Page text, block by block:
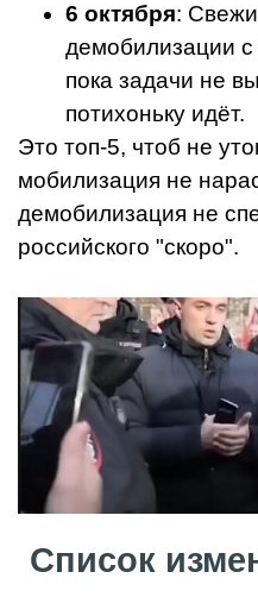
6 октября:
демобилизации
пока задачи не
потихоньку идёт.
Это топ-5, чтоб не
мобилизация не
демобилизация не
российского "скоро".
Список